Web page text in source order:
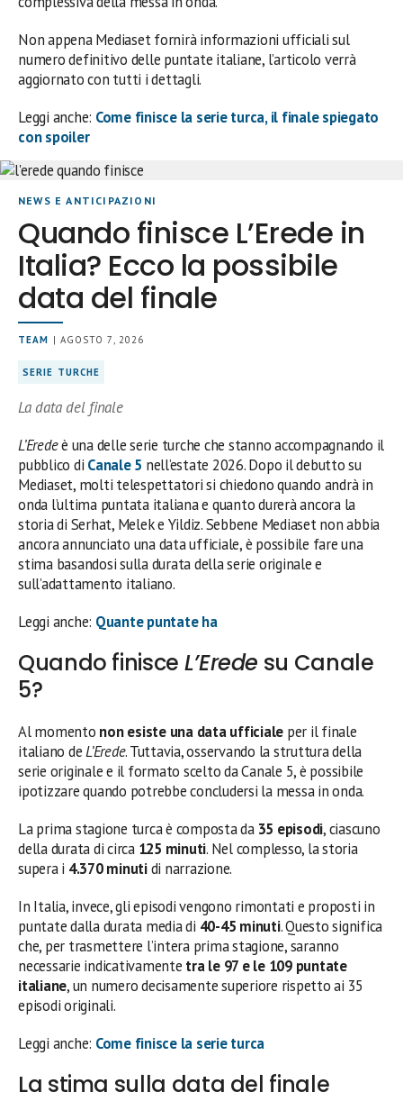
Non appena Mediaset fornirà informazioni ufficiali sul
numero definitivo delle puntate italiane, l’articolo verrà
aggiornato con tutti i dettagli.
Leggi anche: Come finisce la serie turca, il finale spiegato
con spoiler
NEWS E ANTICIPAZIONI
Quando finisce L’Erede in
Italia? Ecco la possibile
data del finale
TEAM | AGOSTO 7, 2026
SERIE TURCHE
La data del finale
L’Eredeè una delle serie turche che stanno accompagnando il
pubblico di Canale 5 nell’estate 2026. Dopo il debutto su
Mediaset, molti telespettatori si chiedono quando andrà in
onda l’ultima puntata italiana e quanto durerà ancora la
storia di Serhat, Melek e Yildiz. Sebbene Mediaset non abbia
ancora annunciato una data ufficiale, è possibile fare una
stima basandosi sulla durata della serie originale e
sull’adattamento italiano.
Leggi anche: Quante puntate ha
Quando finisce L’Erede su Canale
5?
Al momento non esiste una data ufficiale per il finale
italiano deL’Erede. Tuttavia, osservando la struttura della
serie originale e il formato scelto da Canale 5, è possibile
ipotizzare quando potrebbe concludersi la messa in onda.
La prima stagione turca è composta da 35 episodi, ciascuno
della durata di circa 125 minuti. Nel complesso, la storia
supera i 4.370 minutidi narrazione.
In Italia, invece, gli episodi vengono rimontati e proposti in
puntate dalla durata media di 40-45 minuti. Questo significa
che, per trasmettere l’intera prima stagione, saranno
necessarie indicativamente tra le 97 e le 109 puntate
italiane, un numero decisamente superiore rispetto ai 35
episodi originali.
Leggi anche: Come finisce la serie turca
La stima sulla data del finale